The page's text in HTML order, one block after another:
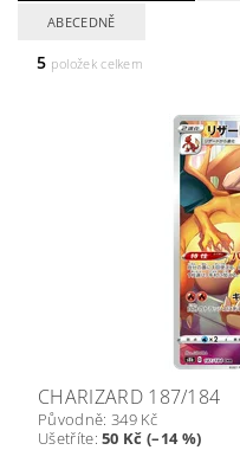
ABECEDNĚ
5 položek celkem
CHARIZARD 187/184
Původně: 349 Kč
Ušetříte:50 Kč (–14 %)